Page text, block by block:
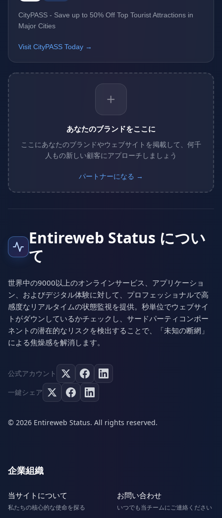
CityPASS - Save up to 50% Off Top Tourist Attractions in
Major Cities
Visit CityPASS Today →
+
あなたのブランドをここに
ここにあなたのブランドやウェブサイトを掲載して、何千
人もの新しい顧客にアプローチしましょう
パートナーになる →
Entireweb Status につい
て
世界中の9000以上のオンラインサービス、アプリケーショ
ン、およびデジタル体験に対して、プロフェッショナルで高
感度なリアルタイムの状態監視を提供。秒単位でウェブサイ
トがダウンしているかチェックし、サードパーティコンポー
ネントの潜在的なリスクを検出することで、「未知の断網」
による焦燥感を解消します。
公式アカウント
一鍵シェア
© 2026 Entireweb Status. All rights reserved.
企業組織
当サイトについて
私たちの核心的な使命を探る
お問い合わせ
いつでも当チームにご連絡ください